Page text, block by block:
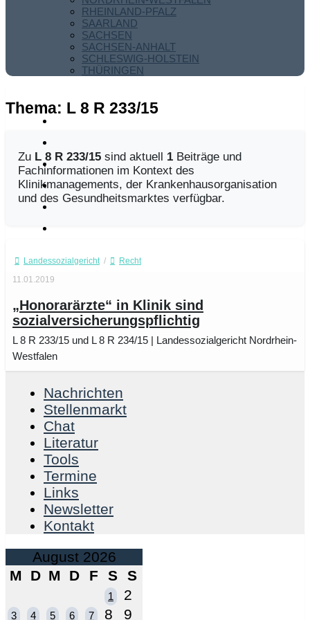
RHEINLAND-PFALZ
SAARLAND
SACHSEN
SACHSEN-ANHALT
SCHLESWIG-HOLSTEIN
THÜRINGEN
Thema: L 8 R 233/15
Zu L 8 R 233/15 sind aktuell 1 Beiträge und
Fachinformationen im Kontext des
Klinikmanagements, der Krankenhausorganisation
und des Gesundheitsmarktes verfügbar.
Landessozialgericht /
Recht
11.01.2019
„Honorarärzte“ in Klinik sind
sozialversicherungspflichtig
L 8 R 233/15 und L 8 R 234/15 | Landessozialgericht Nordrhein-
Westfalen
Nachrichten
Stellenmarkt
Chat
Literatur
Tools
Termine
Links
Newsletter
Kontakt
August 2026
M
D M D F S S
1 2
3 4 5 6 7 8
9